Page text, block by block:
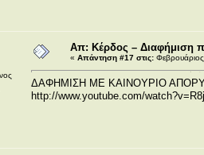
Απ: Κέρδος – Διαφήμιση
« Απάντηση #17 στις:
ΔΑΦΗΜΙΣΗ ΜΕ ΚΑΙΝΟΥΡΙΟ
http://www.youtube.com/